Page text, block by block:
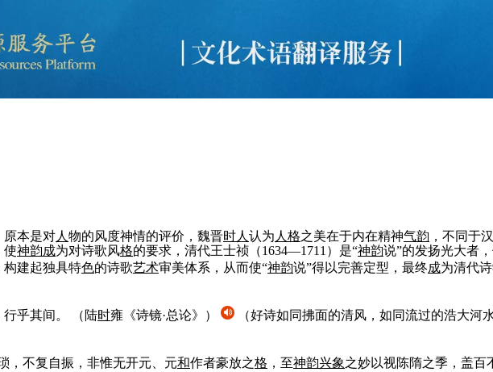
原本是对人 物的风度神情的评价，魏晋时人 认为 人 格之美在于内在精神气韵 ，不同于
使神韵成为对诗歌风格的要求，清代王士祯（1634—1711）是“神韵说”的发扬光大者
构建起独具特色的诗歌艺术审美体系，从而使“神韵说”得以完善定型，最终成为清代
行乎其间。 （陆时雍《诗镜·总论》） （好诗如同拂面的清风，如同流过的浩大河
，不复自振，非惟无开元、元和作者豪放之格 ，至神韵兴象之妙以视陈隋之季，盖百